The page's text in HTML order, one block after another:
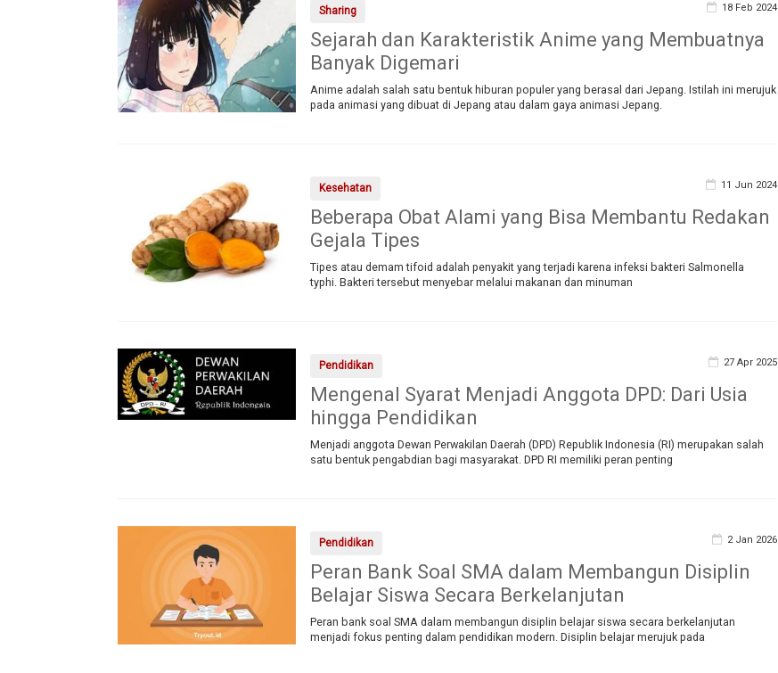
Sharing 18 Feb 2024
Sejarah dan Karakteristik Anime yang Membuatnya
Banyak Digemari
Anime adalah salah satu bentuk hiburan populer yang berasal dari Jepang. Istilah ini merujuk
pada animasi yang dibuat di Jepang atau dalam gaya animasi Jepang.
Kesehatan 11 Jun 2024
Beberapa Obat Alami yang Bisa Membantu Redakan
Gejala Tipes
Tipes atau demam tifoid adalah penyakit yang terjadi karena infeksi bakteri Salmonella
typhi. Bakteri tersebut menyebar melalui makanan dan minuman
Pendidikan 27 Apr 2025
Mengenal Syarat Menjadi Anggota DPD: Dari Usia
hingga Pendidikan
Menjadi anggota Dewan Perwakilan Daerah (DPD) Republik Indonesia (RI) merupakan salah
satu bentuk pengabdian bagi masyarakat. DPD RI memiliki peran penting
Pendidikan 2 Jan 2026
Peran Bank Soal SMA dalam Membangun Disiplin
Belajar Siswa Secara Berkelanjutan
Peran bank soal SMA dalam membangun disiplin belajar siswa secara berkelanjutan
menjadi fokus penting dalam pendidikan modern. Disiplin belajar merujuk pada